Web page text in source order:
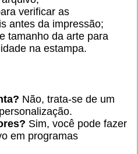
verificar as
antes da impressão;
tamanho da arte para
na estampa.
Não, trata-se de um
Sim, você pode fazer
em programas